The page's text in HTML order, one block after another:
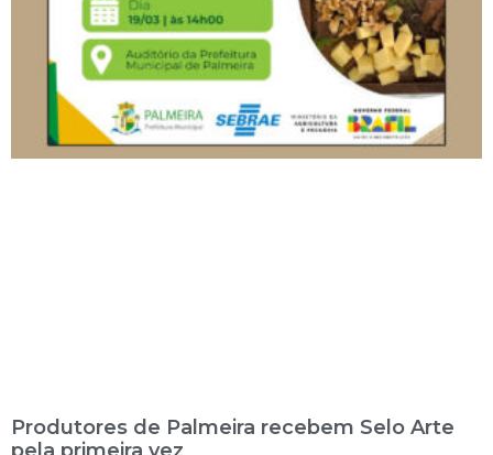
Produtores de Palmeira recebem Selo Arte